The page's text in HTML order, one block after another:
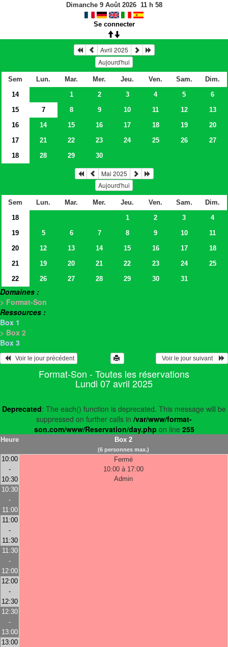
Dimanche 9 Août 2026 11h 58
Se connecter
Avril 2025
Aujourd'hui
Sem Lun. Mar. Mer. Jeu. Ven. Sam.
Dim.
14
1 2 3 4 5
6
15
7 8 9 10 11 12
13
16
14 15 16 17 18 19
20
17
21 22 23 24 25 26
27
18
28 29 30
Mai 2025
Aujourd'hui
Sem Lun. Mar. Mer. Jeu. Ven. Sam.
Dim.
18
1 2 3
4
19
5 6 7 8 9 10
11
20
12 13 14 15 16 17
18
21
19 20 21 22 23 24
25
22
26 27 28 29 30 31
Domaines :
> Format-Son
Ressources :
Box 1
> Box 2
Box 3
   Voir le jour précédent
  Voir le jour suivant
Format-Son - Toutes les réservations
Lundi 07 avril 2025
Deprecated: The each() function is deprecated. This message will be
suppressed on further calls in /var/www/format-
son.com/www/Reservation/day.php on line 255
Heure Box 2
(6 personnes max.)
10:00
-
10:30
Fermé
10:00 à 17:00
Admin
10:30
-
11:00
11:00
-
11:30
11:30
-
12:00
12:00
-
12:30
12:30
-
13:00
13:00